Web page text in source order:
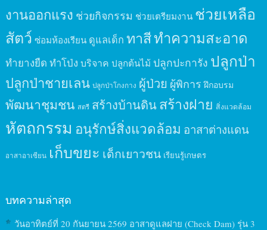
งานออกแรง ช่วยกิจกรรม ช่วยเตรียมงาน ช่วยเหลือ
สัตว์ ซ่อมห้องเรียน ดูแลเด็ก ทาสีทำความสะอาด
ทำยางยืด ทำโป่ง บริจาค ปลูกต้นไม้ ปลูกปะการัง ปลูกป่า
ปลูกป่าชายเลน ปลูกป่าโกงกาง ผู้ป่วย ผู้พิการ ฝึกอบรม
พัฒนาชุมชน สตรี สร้างบ้านดินสร้างฝาย สิ่งแวดล้อม
หัตถกรรม อนุรักษ์สิ่งแวดล้อม อาสาต่างแดน
อาสาอาเซียน เก็บขยะ เด็กเยาวชน เรียนรู้เกษตร
บทความล่าสุด
วันอาทิตย์ที่ 20 กันยายน 2569 อาสาดูแลฝาย (Check Dam) รุ่น 3